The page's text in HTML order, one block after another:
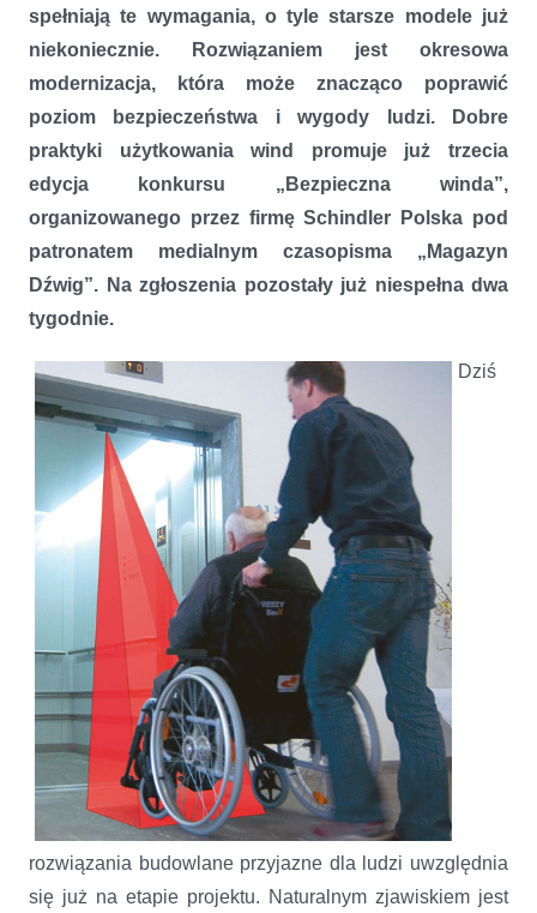
To już ostatni dzwonek, by wygrać darmową modernizację windy
spełniają te wymagania, o tyle starsze modele już
niekoniecznie. Rozwiązaniem jest okresowa
modernizacja, która może znacząco poprawić
poziom bezpieczeństwa i wygody ludzi. Dobre
praktyki użytkowania wind promuje już trzecia
edycja konkursu „Bezpieczna winda”,
organizowanego przez firmę Schindler Polska pod
patronatem medialnym czasopisma „Magazyn
Dźwig”. Na zgłoszenia pozostały już niespełna dwa
tygodnie.
Dziś
rozwiązania budowlane przyjazne dla ludzi uwzględnia
się już na etapie projektu. Naturalnym zjawiskiem jest